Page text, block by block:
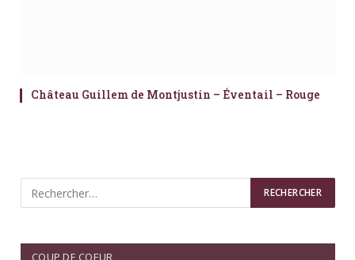
Château Guillem de Montjustin – Éventail – Rouge
COUP DE COEUR